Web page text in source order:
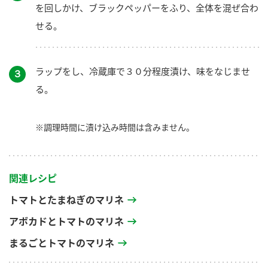
を回しかけ、ブラックペッパーをふり、全体を混ぜ合わ
せる。
３
ラップをし、冷蔵庫で３０分程度漬け、味をなじませ
る。
※調理時間に漬け込み時間は含みません。
関連レシピ
トマトとたまねぎのマリネ
アボカドとトマトのマリネ
まるごとトマトのマリネ